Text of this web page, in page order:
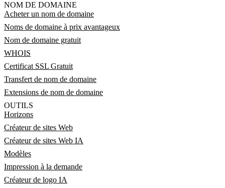
NOM DE DOMAINE
Acheter un nom de domaine
Noms de domaine à prix avantageux
Nom de domaine gratuit
WHOIS
Certificat SSL Gratuit
Transfert de nom de domaine
Extensions de nom de domaine
OUTILS
Horizons
Créateur de sites Web
Créateur de sites Web IA
Modèles
Impression à la demande
Créateur de logo IA